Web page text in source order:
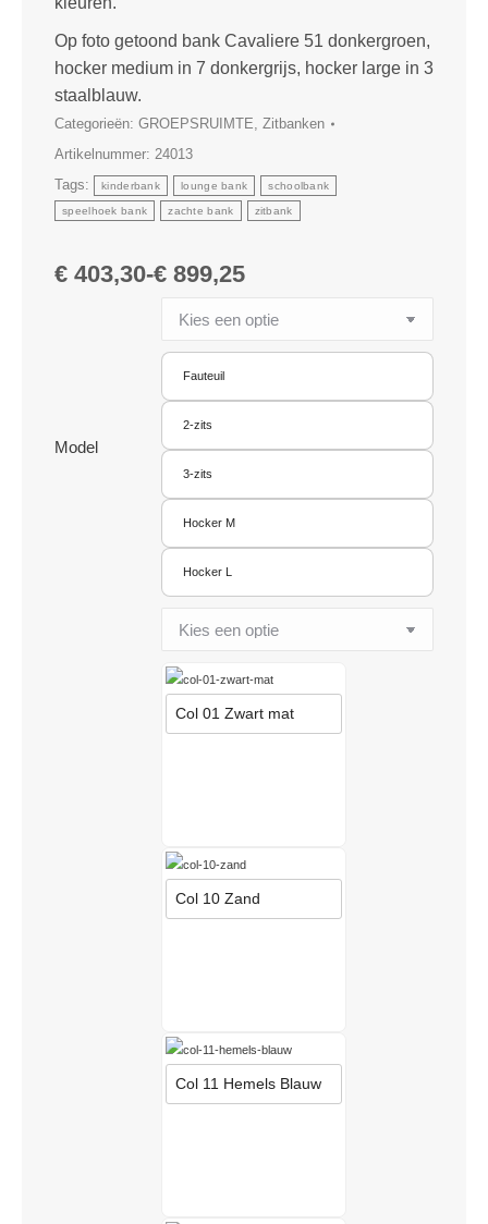
Op foto getoond bank Cavaliere 51 donkergroen,
hocker medium in 7 donkergrijs, hocker large in 3
staalblauw.
Categorieën: GROEPSRUIMTE, Zitbanken
Artikelnummer: 24013
Tags:
kinderbank lounge bank schoolbank
speelhoek bank zachte bank zitbank
€ 403,30-€ 899,25
Model
Fauteuil
2-zits
3-zits
Hocker M
Hocker L
Col 01 Zwart mat
Col 10 Zand
Col 11 Hemels Blauw